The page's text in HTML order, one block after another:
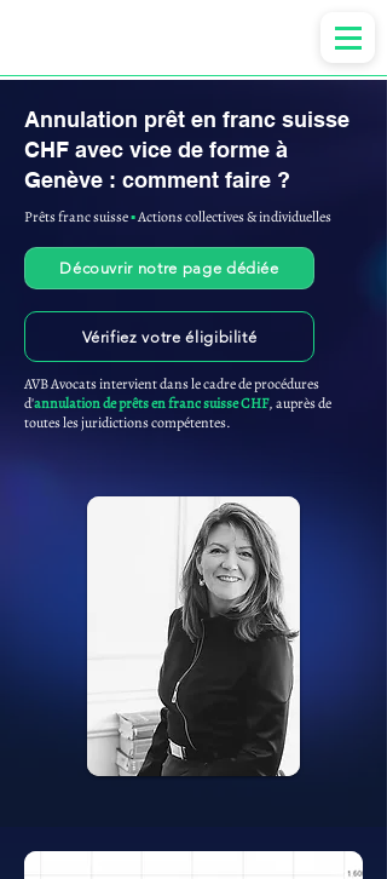
Annulation prêt en franc suisse
CHF avec vice de forme à
Genève : comment faire ?
Prêts franc suisse▪︎Actions collectives & individuelles
Découvrir notre page dédiée
Vérifiez votre éligibilité
AVB Avocats intervient dans le cadre de procédures
d'annulation de prêts en franc suisse CHF, auprès de
toutes les juridictions compétentes.